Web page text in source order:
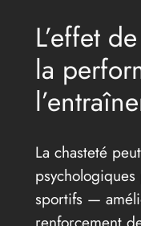
L’effet
la
La chasteté
sportifs —